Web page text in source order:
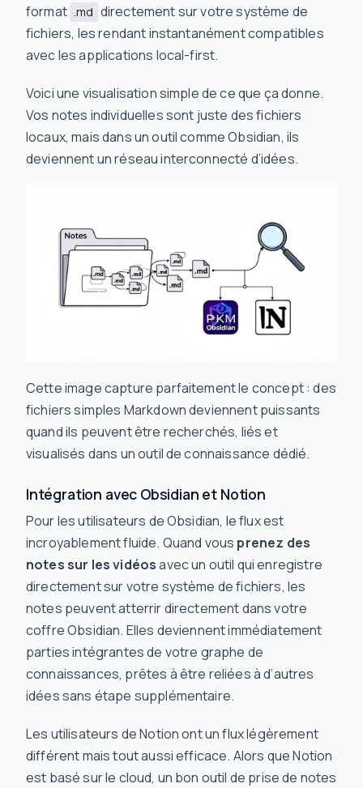
format .md directement sur votre système de
fichiers, les rendant instantanément compatibles
avec les applications local-first.
Voici une visualisation simple de ce que ça donne.
Vos notes individuelles sont juste des fichiers
locaux, mais dans un outil comme Obsidian, ils
deviennent un réseau interconnecté d’idées.
Cette image capture parfaitement le concept : des
fichiers simples Markdown deviennent puissants
quand ils peuvent être recherchés, liés et
visualisés dans un outil de connaissance dédié.
Intégration avec Obsidian et Notion
Pour les utilisateurs de Obsidian, le flux est
incroyablement fluide. Quand vous prenez des
notes sur les vidéosavec un outil qui enregistre
directement sur votre système de fichiers, les
notes peuvent atterrir directement dans votre
coffre Obsidian. Elles deviennent immédiatement
parties intégrantes de votre graphe de
connaissances, prêtes à être reliées à d’autres
idées sans étape supplémentaire.
Les utilisateurs de Notion ont un flux légèrement
différent mais tout aussi efficace. Alors que Notion
est basé sur le cloud, un bon outil de prise de notes